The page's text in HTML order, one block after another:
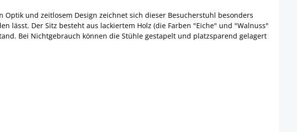
und zeitlosem Design zeichnet sich dieser Besucherstuhl besonders
lässt. Der Sitz besteht aus lackiertem Holz (die Farben "Eiche" und "Walnuss"
Bei Nichtgebrauch können die Stühle gestapelt und platzsparend gelagert